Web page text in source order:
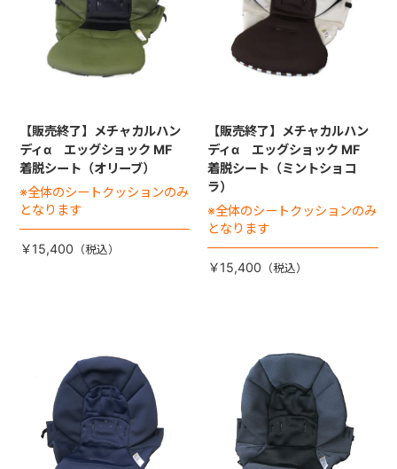
【販売終了】メチャカルハン
ディα エッグショック MF
着脱シート（オリーブ）
※全体のシートクッションのみ
となります
￥15,400
【販売終了】メチャカルハン
ディα エッグショック MF
着脱シート（ミントショコ
ラ）
※全体のシートクッションのみ
となります
￥15,400